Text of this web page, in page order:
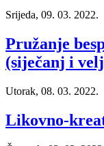
Srijeda, 09. 03. 2022.
Pružanje
(siječanj i
Utorak, 08. 03. 2022.
Likovno-